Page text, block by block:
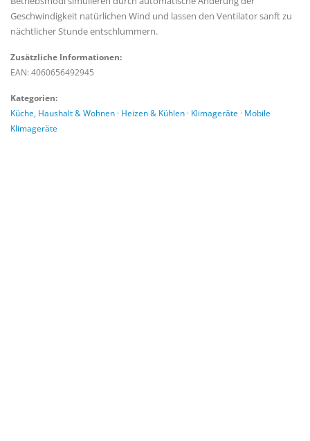
Geschwindigkeit natürlichen Wind und lassen den Ventilator sanft zu
nächtlicher Stunde entschlummern.
Zusätzliche Informationen:
EAN: 4060656492945
Kategorien:
Küche, Haushalt & Wohnen · Heizen & Kühlen · Klimageräte · Mobile
Klimageräte